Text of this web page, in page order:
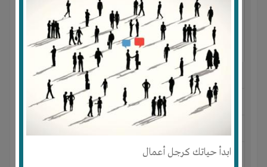
ابدأ حياتك كرجل أعمال
النوع :مشروع تجاري
العنوان : مصر -القاهرة-كل المناطق
يحتاج إلي :رأس المال
آخر نشاط :منذ 10 اشهر